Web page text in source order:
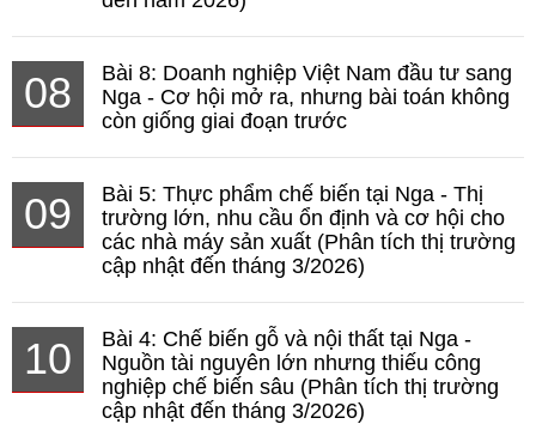
08
Bài 8: Doanh nghiệp Việt Nam đầu tư sang
Nga - Cơ hội mở ra, nhưng bài toán không
còn giống giai đoạn trước
09
Bài 5: Thực phẩm chế biến tại Nga - Thị
trường lớn, nhu cầu ổn định và cơ hội cho
các nhà máy sản xuất (Phân tích thị trường
cập nhật đến tháng 3/2026)
10
Bài 4: Chế biến gỗ và nội thất tại Nga -
Nguồn tài nguyên lớn nhưng thiếu công
nghiệp chế biến sâu (Phân tích thị trường
cập nhật đến tháng 3/2026)